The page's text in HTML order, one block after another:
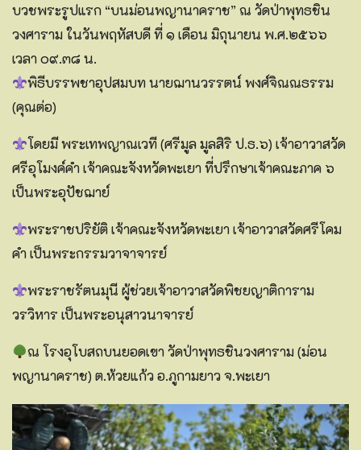
บวชพระรูปแรก “บนม่อนพญานาคราช” ณ วัดป่าพุทธชิน
วงศาราม ในวันพฤหัสบดี ที่ ๑ เดือน มิถุนายน พ.ศ.๒๕๖๖
เวลา ๐๙.๓๘ น.
พิธีบรรพชาอุปสมบท นายฌานวรรตน์ พงศ์จิณณธรรม
(คุณต่อ)
โดยมี พระเทพญาณเวที (ศรีมูล มูลสิริ ป.ธ.๖) เจ้าอาวาสวัด
ศรีอุโมงค์คำ เจ้าคณะจังหวัดพะเยา ที่ปรึกษาเจ้าคณะภาค ๖
เป็นพระอุปัชฌาย์
พระราชปริยัติ เจ้าคณะจังหวัดพะเยา เจ้าอาวาสวัดศรีโคม
คำ เป็นพระกรรมวาจาจารย์
พระราชรัตนมุนี ผู้ช่วยเจ้าอาวาสวัดพิชยญาติการาม
วรวิหาร เป็นพระอนุสาวนาจารย์
ณ โรงอุโบสถบนยอดเขา วัดป่าพุทธชินวงศาราม (ม่อน
พญานาคราช) ต.ห้วยแก้ว อ.ภูกามยาว จ.พะเยา